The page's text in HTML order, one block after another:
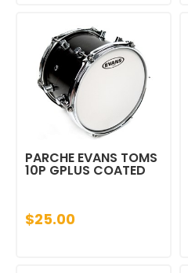
PARCHE EVANS TOMS
10P GPLUS COATED
$25.00